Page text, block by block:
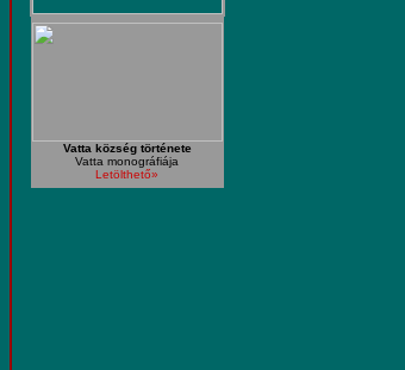
Vatta község története
Vatta monográfiája
Letölthető»